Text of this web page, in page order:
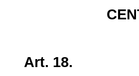
Art. 18.